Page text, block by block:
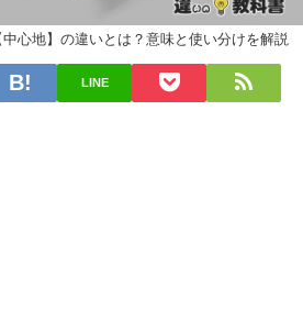
中心地】の違いとは？意味と使い分けを解説
LINE